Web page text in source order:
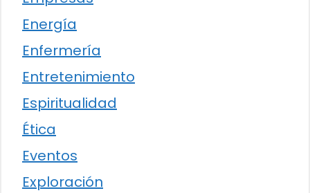
Energía
Enfermería
Entretenimiento
Espiritualidad
Ética
Eventos
Exploración